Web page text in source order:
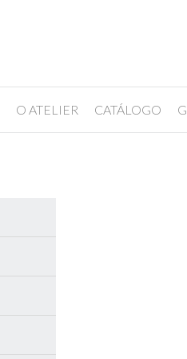
O ATELIER CATÁLOGO